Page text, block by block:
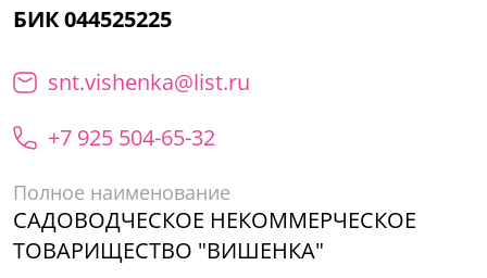
БИК 044525225
snt.vishenka@list.ru
+7 925 504-65-32
Полное наименование
САДОВОДЧЕСКОЕ НЕКОММЕРЧЕСКОЕ
ТОВАРИЩЕСТВО "ВИШЕНКА"